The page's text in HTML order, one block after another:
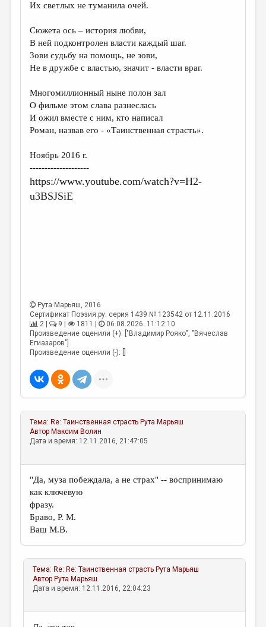
ОБЪЯВЛЕНИЯ
КОЛОНКА РЕДАКТОРА
РЕДКОЛЛЕГИЯ
МАЛАЯ ПРОЗА
ЭССЕИСТИКА
КУЛЬТУРОВЕДЕНИЕ
ПУБЛИЦИСТИКА
РЕЦЕНЗИРОВАНИЕ
Их светлых не туманила очей.
Сюжета ось – история любви,
В ней подконтролен власти каждый шаг.
Зови судьбу на помощь, не зови,
Не в дружбе с властью, значит - власти враг.
Многомиллионный ныне полон зал
О фильме этом слава разнеслась
И ожил вместе с ним, кто написал
Роман, назвав его - «Таинственная страсть».
Ноябрь 2016 г.
--------------------
https://www.youtube.com/watch?v=H2-
u3BSJSiE
Рута Марьяш, 2016
Сертификат Поэзия.ру: серия 1439 № 123542 от 12.11.2016
2 |
9 | 1811 |
06.08.2026. 11:12:10
Произведение оценили (+): ["Владимир Рояко", "Вячеслав
Егиазаров"]
Произведение оценили (-): []
Тема: Re: Таинственная страсть Рута Марьяш
Автор Максим Волин
Дата и время: 12.11.2016, 21:47:05
"Да, муза побеждала, а не страх" -- воспринимаю
как ключевую
фразу.
Браво, Р. М.
Ваш М.В.
Тема: Re: Re: Таинственная страсть Рута Марьяш
Автор Рута Марьяш
Дата и время: 12.11.2016, 22:04:23